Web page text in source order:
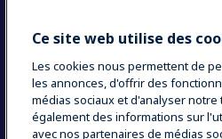
COUNTRY AND
Ce site web utilise des
Les cookies nous permettent de
les annonces, d'offrir des
médias sociaux et d'analyser
également des informations sur
avec nos partenaires de médias